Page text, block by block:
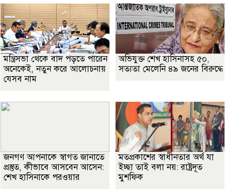
মন্ত্রিসভা থেকে বাদ পড়তে পারেন
অনেকেই, নতুন করে আলোচনায়
যেসব নাম
অভিযুক্ত শেখ হাসিনাসহ ৫০,
সত্যতা মেলেনি ৪৯ জনের বিরুদ্ধে
জনগণ আপনাকে স্বাগত জানাতে
প্রস্তুত, কীভাবে আসবেন আসেন:
শেখ হাসিনাকে পরওয়ার
মতপ্রকাশের স্বাধীনতার অর্থ যা
ইচ্ছা তাই বলা নয়: রাষ্ট্রদূত
মুশফিক